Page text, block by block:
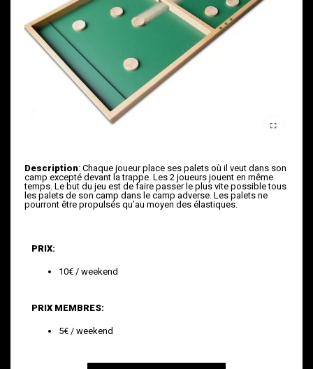
Description: Chaque joueur place ses palets où il veut dans son
camp excepté devant la trappe. Les 2 joueurs jouent en même
temps. Le but du jeu est de faire passer le plus vite possible tous
les palets de son camp dans le camp adverse. Les palets ne
pourront être propulsés qu’au moyen des élastiques.
PRIX:
10€ / weekend
PRIX MEMBRES:
5€ / weekend